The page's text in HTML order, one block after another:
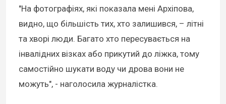
"На фотографіях, які показала мені Архіпова,
видно, що більшість тих, хто залишився, – літні
та хворі люди. Багато хто пересувається на
інвалідних візках або прикутий до ліжка, тому
самостійно шукати воду чи дрова вони не
можуть", - наголосила журналістка.